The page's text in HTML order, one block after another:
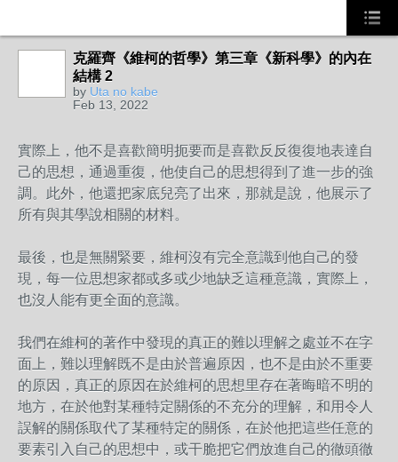
克羅齊《維柯的哲學》第三章《新科學》的內在
結構 2
by Uta no kabe
Feb 13, 2022
實際上，他不是喜歡簡明扼要而是喜歡反反復復地表達自
己的思想，通過重復，他使自己的思想得到了進一步的強
調。此外，他還把家底兒亮了出來，那就是說，他展示了
所有與其學說相關的材料。
最後，也是無關緊要，維柯沒有完全意識到他自己的發
現，每一位思想家都或多或少地缺乏這種意識，實際上，
也沒人能有更全面的意識。
我們在維柯的著作中發現的真正的難以理解之處並不在字
面上，難以理解既不是由於普遍原因，也不是由於不重要
的原因，真正的原因在於維柯的思想里存在著晦暗不明的
地方，在於他對某種特定關係的不充分的理解，和用令人
誤解的關係取代了某種特定的關係，在於他把這些任意的
要素引入自己的思想中，或干脆把它們放進自己的徹頭徹